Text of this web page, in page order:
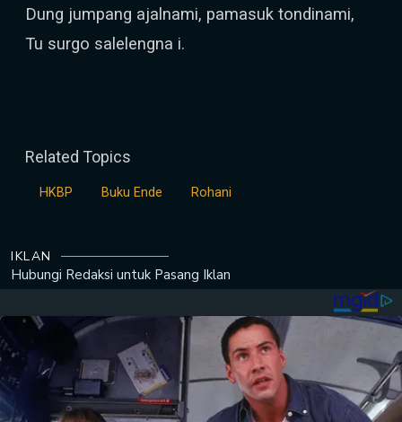
Dung jumpang ajalnami, pamasuk tondinami,
Tu surgo salelengna i.
Related Topics
HKBP Buku Ende Rohani
IKLAN
Hubungi Redaksi untuk Pasang Iklan